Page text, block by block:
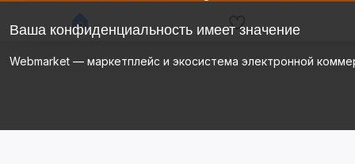
Ваша конфиденциальность имеет значение
Webmarket — маркетплейс и экосистема электронной